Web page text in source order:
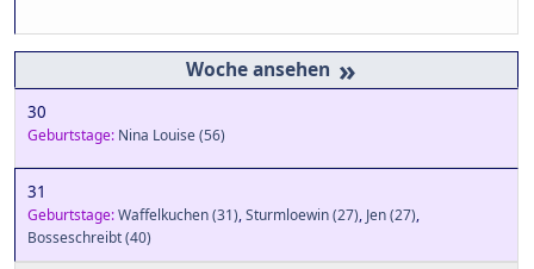
»
30
Geburtstage: Nina Louise(56)
31
Geburtstage:Waffelkuchen(31),Sturmloewin(27), Jen(27),
Bosseschreibt(40)